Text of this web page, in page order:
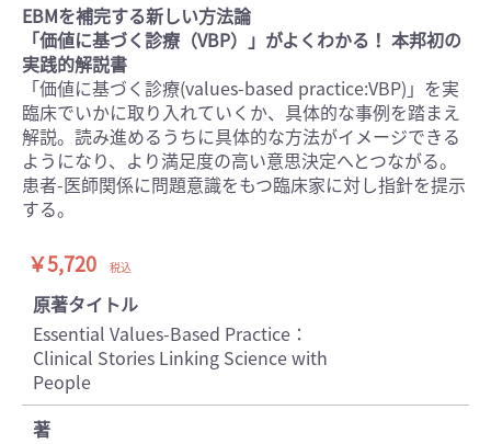
EBMを補完する新しい方法論
「価値に基づく診療（VBP）」がよくわかる！ 本邦初の
実践的解説書
「価値に基づく診療(values-based practice:VBP)」を実
臨床でいかに取り入れていくか、具体的な事例を踏まえ
解説。読み進めるうちに具体的な方法がイメージできる
ようになり、より満足度の高い意思決定へとつながる。
患者-医師関係に問題意識をもつ臨床家に対し指針を提示
する。
￥5,720 税込
原著タイトル
Essential Values-Based Practice：
Clinical Stories Linking Science with
People
著